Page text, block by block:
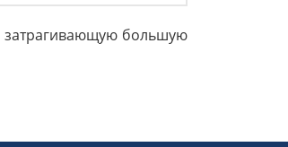
затрагивающую большую